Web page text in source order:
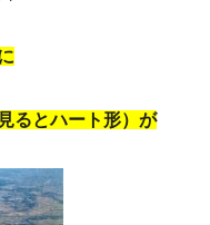
るとハート形）が